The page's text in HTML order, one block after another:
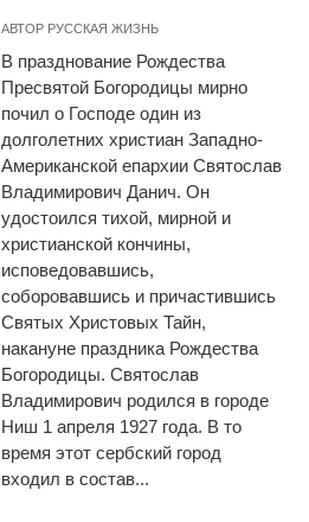
АВТОР РУССКАЯ ЖИЗНЬ
В празднование Рождества
Пресвятой Богородицы мирно
почил о Господе один из
долголетних христиан Западно-
Американской епархии Святослав
Владимирович Данич. Он
удостоился тихой, мирной и
христианской кончины,
исповедовавшись,
соборовавшись и причастившись
Святых Христовых Тайн,
накануне праздника Рождества
Богородицы. Святослав
Владимирович родился в городе
Ниш 1 апреля 1927 года. В то
время этот сербский город
входил в состав...